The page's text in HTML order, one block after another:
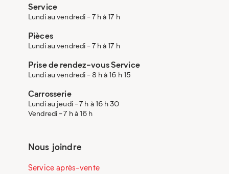
Service
Lundi au vendredi - 7 h à 17 h
Pièces
Lundi au vendredi - 7 h à 17 h
Prise de rendez-vous Service
Lundi au vendredi - 8 h à 16 h 15
Carrosserie
Lundi au jeudi - 7 h à 16 h 30
Vendredi - 7 h à 16 h
Nous joindre
Service après-vente